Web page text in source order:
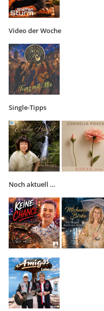
Video der Woche
Single-Tipps
Noch aktuell …